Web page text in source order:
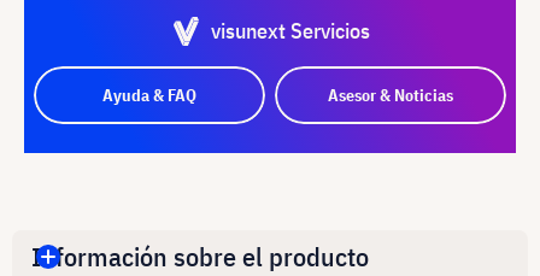
visunext Servicios
Ayuda & FAQ Asesor & Noticias
Información sobre el producto